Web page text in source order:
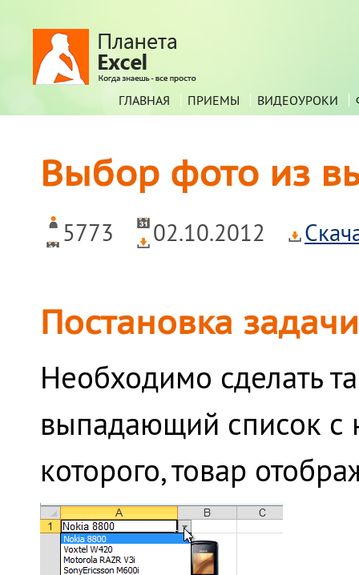
ГЛАВНАЯ ПРИЕМЫ ВИДЕОУРОКИ
Выбор фото из
5773 02.10.2012
Постановка задачи
Необходимо сделать
выпадающий список с
которого, товар